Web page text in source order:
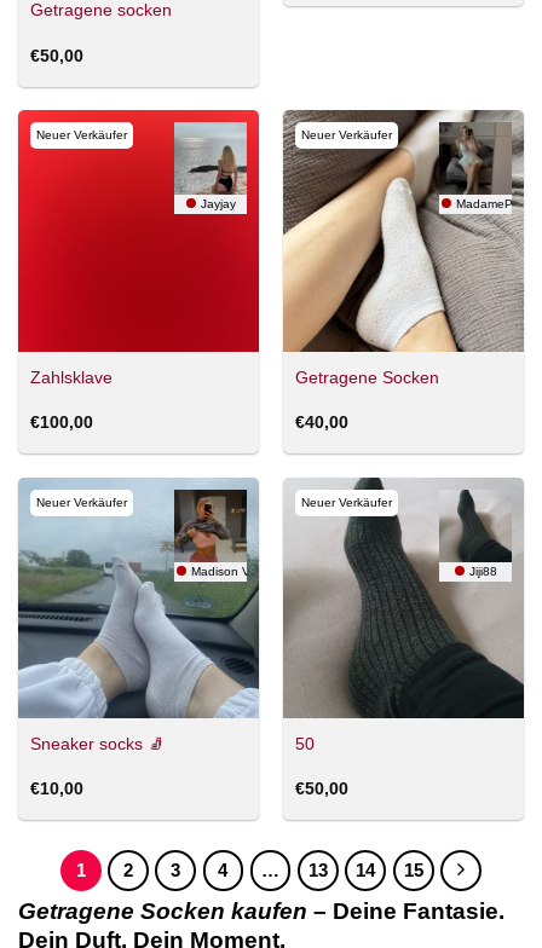
Getragene socken
€50,00
Neuer Verkäufer
Jayjay
Zahlsklave
€100,00
Neuer Verkäufer
MadamePay
Getragene Socken
€40,00
Neuer Verkäufer
Madison Velvet
Sneaker socks 🧦
€10,00
Neuer Verkäufer
Jiji88
50
€50,00
1 2 3 4 … 13 14 15
Getragene Socken kaufen – Deine Fantasie.
Dein Duft. Dein Moment.